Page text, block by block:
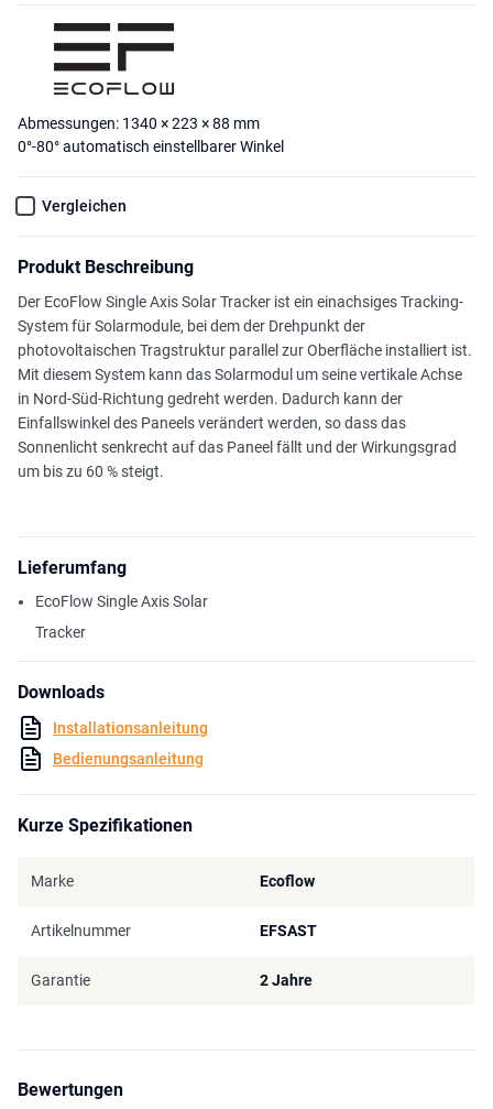
Abmessungen: 1340 × 223 × 88 mm
0°-80° automatisch einstellbarer Winkel
Vergleichen
Produkt Beschreibung
Der EcoFlow Single Axis Solar Tracker ist ein einachsiges Tracking-
System für Solarmodule, bei dem der Drehpunkt der
photovoltaischen Tragstruktur parallel zur Oberfläche installiert ist.
Mit diesem System kann das Solarmodul um seine vertikale Achse
in Nord-Süd-Richtung gedreht werden. Dadurch kann der
Einfallswinkel des Paneels verändert werden, so dass das
Sonnenlicht senkrecht auf das Paneel fällt und der Wirkungsgrad
um bis zu 60 % steigt.
Lieferumfang
EcoFlow Single Axis Solar
Tracker
Downloads
Installationsanleitung
Bedienungsanleitung
Kurze Spezifikationen
Marke Ecoflow
Artikelnummer EFSAST
Garantie 2 Jahre
Bewertungen